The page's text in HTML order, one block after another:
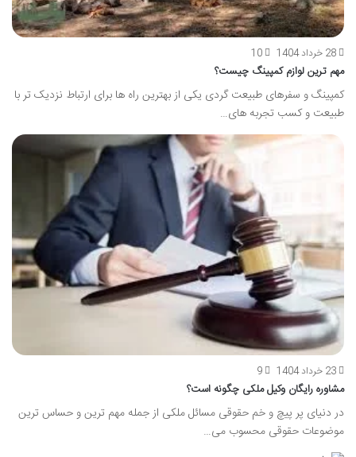
28 خرداد 1404 10
مهم ترین لوازم کمپینگ چیست؟
کمپینگ و سفرهای طبیعت گردی یکی از بهترین راه ها برای ارتباط نزدیک تر با
طبیعت و کسب تجربه های…
23 خرداد 1404 9
مشاوره رایگان وکیل ملکی چگونه است؟
در دنیای پر پیچ و خم حقوقی مسائل ملکی از جمله مهم ترین و حساس ترین
موضوعات حقوقی محسوب می…